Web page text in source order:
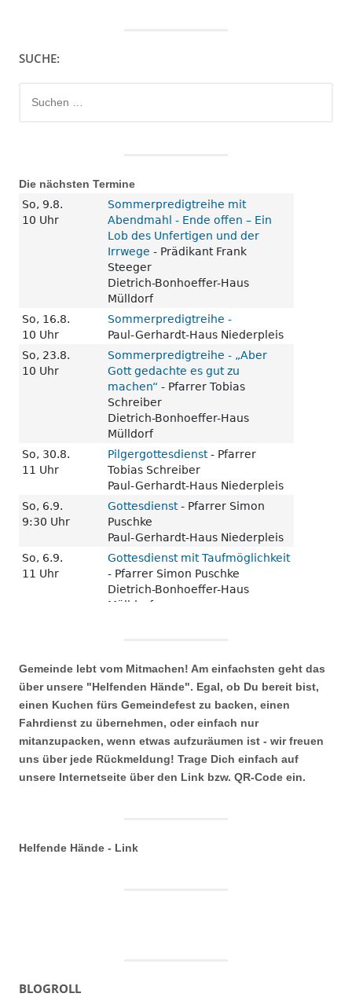
SUCHE:
nach:
Die nächsten Termine
Gemeinde lebt vom Mitmachen! Am einfachsten geht das
über unsere "Helfenden Hände". Egal, ob Du bereit bist,
einen Kuchen fürs Gemeindefest zu backen, einen
Fahrdienst zu übernehmen, oder einfach nur
mitanzupacken, wenn etwas aufzuräumen ist - wir freuen
uns über jede Rückmeldung! Trage Dich einfach auf
unsere Internetseite über den Link bzw. QR-Code ein.
Helfende Hände - Link
BLOGROLL